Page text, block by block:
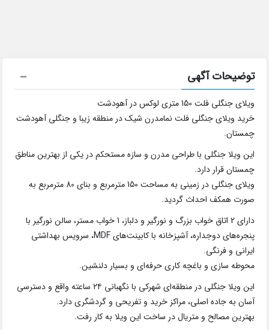
توضیحات آگهی
ویلای جنگلی فلت 150 متری لوکس در آهودشت
خرید ویلای جنگلی فلت نمامدرن شیک در منطقه زیبا و جنگلی آهودشت
چمستان.
این ویلا جنگلی با طراحی مدرن و سازه مستحکم در یکی از بهترین مناطق
چمستان قرار دارد.
ویلای جنگلی در زمینی به مساحت 150 مترمربع و بنای 80 مترمربع به
صورت همکف احداث گردید.
دارای 2 اتاق خواب بزرگ و نورگیر و دلباز، 1 خواب مستر، سالن نورگیر با
پنجره‌های دوجداره، آشپزخانه با کابینت‌های MDF، سرویس بهداشتی
ایرانی و فرنگی.
محوطه سازی و باغچه کاری حرفه‌ای و بسیار دلنشین.
این ویلا جنگلی در منطقه‌ای شهرکی با نگهبانی ۲۴ ساعته واقع و دسترسی
آسان به جاده اصلی، مراکز خرید و تفریحی و گردشگری دارد.
بهترین مصالح و متریال در ساخت این ویلا به کار رفت.